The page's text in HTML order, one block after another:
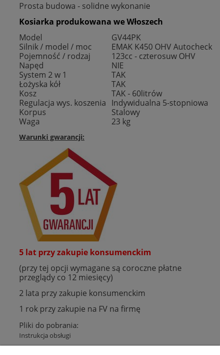
Prosta budowa - solidne wykonanie
Kosiarka produkowana we Włoszech
Model
GV44PK
Silnik / model / moc
EMAK K450 OHV Autocheck
Pojemność / rodzaj
123cc - czterosuw OHV
Napęd
NIE
System 2 w 1
TAK
Łożyska kół
TAK
Kosz
TAK - 60litrów
Regulacja wys. koszenia Indywidualna 5-stopniowa
Korpus
Stalowy
Waga
23 kg
Warunki gwarancji:
5 lat przy zakupie konsumenckim
(przy tej opcji wymagane są coroczne płatne
przeglądy co 12 miesięcy)
2 lata przy zakupie konsumenckim
1 rok przy zakupie na FV na firmę
Pliki do pobrania:
Instrukcja obsługi